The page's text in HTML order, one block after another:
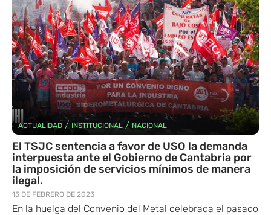
ACTUALIDAD/ INSTITUCIONAL / NACIONAL
El TSJC sentencia a favor de USO la demanda
interpuesta ante el Gobierno de Cantabria por
la imposición de servicios mínimos de manera
ilegal.
15 DE FEBRERO DE 2023
En la huelga del Convenio del Metal celebrada el pasado